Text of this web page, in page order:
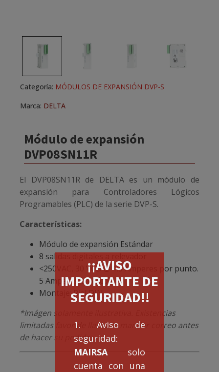
¡¡AVISO
IMPORTANTE DE
SEGURIDAD!!
1. Aviso de
seguridad:
MAIRSA solo
cuenta con una
Módulo de expansión
DVP08SN11R
El DVP08SN11R de DELTA es un módulo de
expansión para Controladores Lógicos
Programables (PLC) de la serie DVP-S.
Características:
Módulo de expansión Estándar
8 salidas digitales a relevador
<250VAC, 30 VCD @ 1.5 Amperes por punto.
5 Amperes en el común
Montaje: Riel DIN
*Imágen solamente ilustrativa. Existencias
limitadas favor de llamar o mandar correo antes
de hacer su pedido.
Categoría: MÓDULOS DE EXPANSIÓN DVP-S
Marca: DELTA